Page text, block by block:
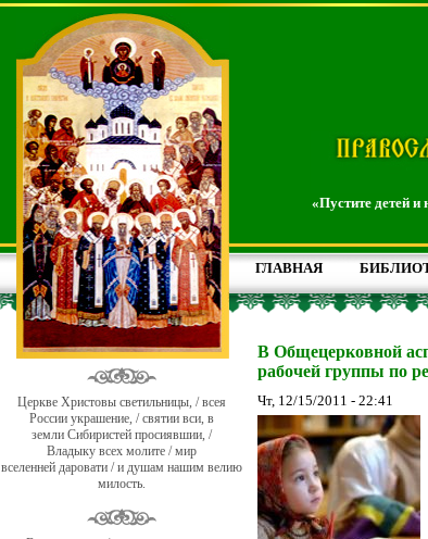
«Пустите детей и
ГЛАВНАЯ
Церкве Христовы светильницы, / всея
России украшение, / святии вси, в
земли Сибиристей просиявшии, /
Владыку всех молите / мир
вселенней даровати / и душам нашим велию
милость.
В Общецерковной
рабочей группы по
Чт, 12/15/2011 - 22:41